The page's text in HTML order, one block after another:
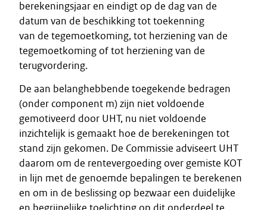
berekeningsjaar en eindigt op de dag van de
datum van de beschikking tot toekenning
van de tegemoetkoming, tot herziening van de
tegemoetkoming of tot herziening van de
terugvordering.
De aan belanghebbende toegekende bedragen
(onder component m) zijn niet voldoende
gemotiveerd door UHT, nu niet voldoende
inzichtelijk is gemaakt hoe de berekeningen tot
stand zijn gekomen. De Commissie adviseert UHT
daarom om de rentevergoeding over gemiste KOT
in lijn met de genoemde bepalingen te berekenen
en om in de beslissing op bezwaar een duidelijke